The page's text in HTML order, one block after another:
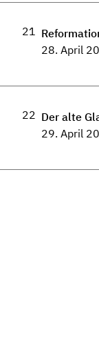
21
28. April
22 Der alte
29. April